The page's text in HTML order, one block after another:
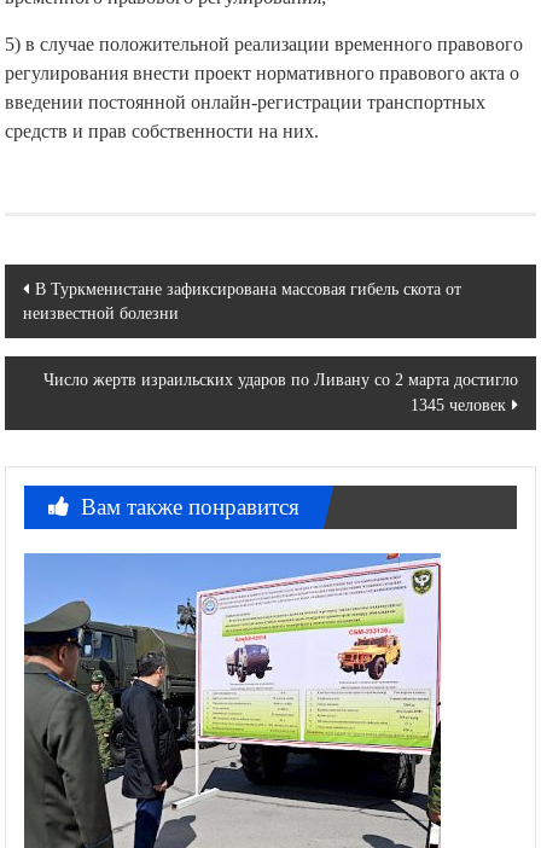
5) в случае положительной реализации временного правового
регулирования внести проект нормативного правового акта о
введении постоянной онлайн-регистрации транспортных
средств и прав собственности на них.
Навигация
по
записям
В Туркменистане зафиксирована массовая гибель скота от
неизвестной болезни
Число жертв израильских ударов по Ливану со 2 марта достигло
1345 человек
Вам также понравится